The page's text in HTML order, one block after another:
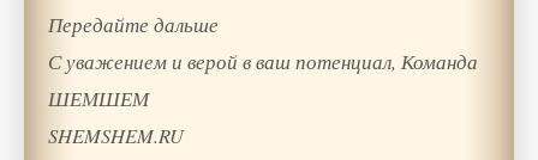
Передайте дальше
С уважением и верой в ваш потенциал, Команда
ШЕМШЕМ
SHEMSHEM.RU